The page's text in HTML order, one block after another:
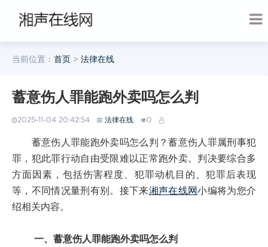
当前位置： 首页 > 法律在线
蓄意伤人罪能跑外卖吗怎么判
2025-11-04 20:42:54 法律在线 0
蓄意伤人罪能跑外卖吗怎么判？蓄意伤人罪属刑事犯
罪，犯此罪行动自由受限难以正常跑外卖。判决要综合多
方面因素，包括伤害程度、犯罪动机目的、犯罪后表现
等，不同情况量刑有别。接下来湘声在线网小编将为您介
绍相关内容。
一、蓄意伤人罪能跑外卖吗怎么判